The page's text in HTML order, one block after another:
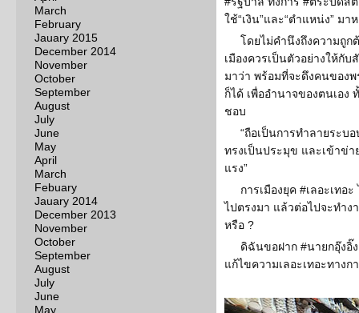
March
February
Jauary 2015
December 2014
November
October
September
August
July
June
May
April
March
Febuary
Jauary 2014
December 2013
November
October
September
August
July
June
May
ใช้“เงิน”และ“ตำแหน่ง” ม
โดยไม่คำนึงถึงความถูก
เมืองควรเป็นตัวอย่างให้กั
มาว่า พร้อมที่จะดึงคนของพ
ก็ได้ เพื่ออำนาจของตนเอง
ชอบ
“ถือเป็นการทำลายระบ
ทรงเป็นประมุข และเข้าข่า
แรง”
การเมืองยุค #เลอะเทอ
ไปตรงมา แล้วต่อไปจะทำ
หรือ ?
ดิฉันขอฝาก #นายกอุ๊งอิ๊
แก้ไขความเลอะเทอะทาง